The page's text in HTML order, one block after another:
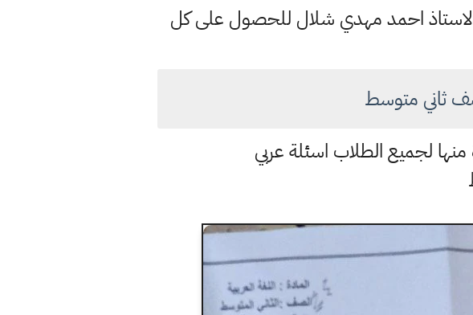
احمد مهدي شلال للحصول على كل
لجميع الطلاب اسئلة عربي